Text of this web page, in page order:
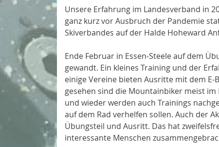
Unsere Erfahrung im Landesverband in
ganz kurz vor Ausbruch der Pandemie
Skiverbandes auf der Halde Hoheward
Ende Februar in Essen-Steele auf dem
gewandt. Ein kleines Training und der
einige Vereine bieten Ausritte mit dem
gesehen sind die Mountainbiker meist
und wieder werden auch Trainings
auf dem Rad verhelfen sollen. Auch der
Übungsteil und Ausritt. Das hat
interessante Menschen